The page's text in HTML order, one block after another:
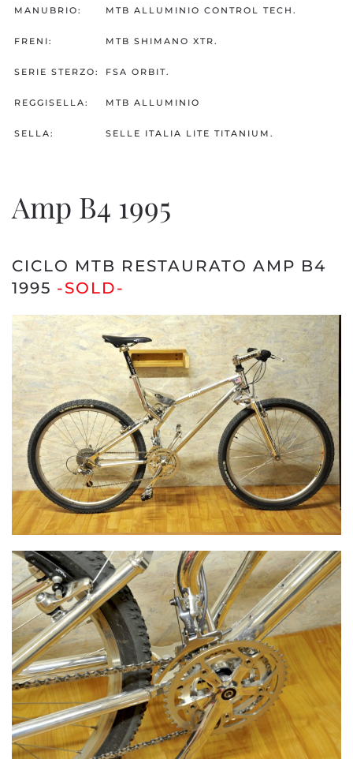
MANUBRIO: MTB ALLUMINIO CONTROL TECH.
FRENI: MTB SHIMANO XTR.
SERIE STERZO: FSA ORBIT.
REGGISELLA: MTB ALLUMINIO
SELLA: SELLE ITALIA LITE TITANIUM.
Amp B4 1995
CICLO MTB RESTAURATO AMP B4
1995 -SOLD-